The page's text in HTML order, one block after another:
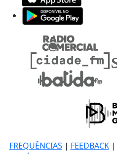
FREQUÊNCIAS | FEEDBACK|